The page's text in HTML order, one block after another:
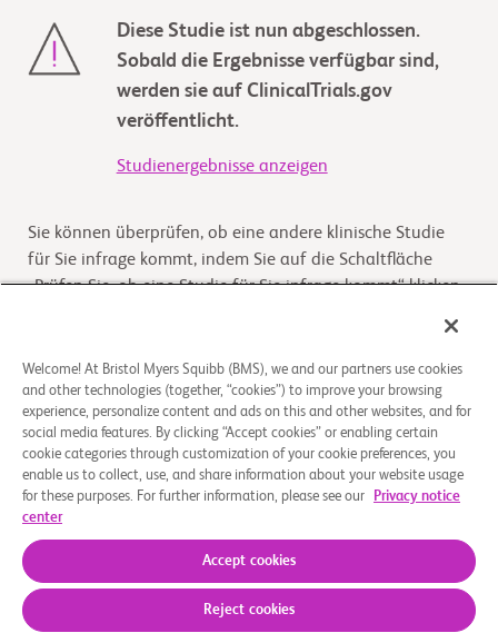
Diese Studie ist nun abgeschlossen.
Sobald die Ergebnisse verfügbar sind,
werden sie auf ClinicalTrials.gov
veröffentlicht.
Studienergebnisse anzeigen
Sie können überprüfen, ob eine andere klinische Studie
für Sie infrage kommt, indem Sie auf die Schaltfläche
„Prüfen Sie, ob eine Studie für Sie infrage kommt“ klicken
Überblick
The purpose of this study is to evaluate the effect of
deucravacitinib on quality of life (QoL) in participants
Datenschutzbestimmungen Impressum
Welcome! At Bristol Myers Squibb (BMS), we and our partners use cookies
and other technologies (together, “cookies”) to improve your browsing
experience, personalize content and ads on this and other websites, and for
social media features. By clicking “Accept cookies” or enabling certain
cookie categories through customization of your cookie preferences, you
enable us to collect, use, and share information about your website usage
for these purposes. For further information, please see our
Privacy notice
center
Accept cookies
Reject cookies